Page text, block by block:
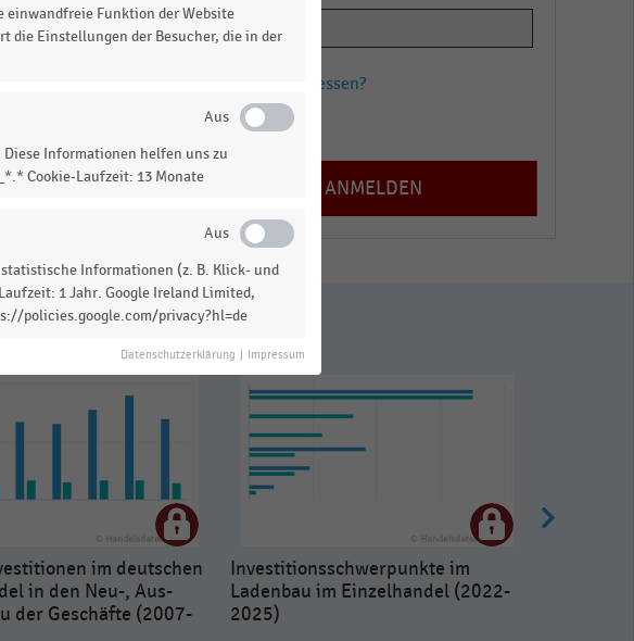
Passwort vergessen?
Registrieren
im deutschen
in den Neu-, Aus-
der Geschäfte (2007-
Investitionsschwerpunkte im
Ladenbau im Einzelhandel (2022-
2025)
einwandfreie Funktion der Website
die Einstellungen der Besucher, die in der
Informationen helfen uns zu
Cookie-Laufzeit: 13 Monate
statistische Informationen (z. B. Klick- und
1 Jahr. Google Ireland Limited,
policies.google.com/privacy?hl=de
Datenschutzerklärung Impressum